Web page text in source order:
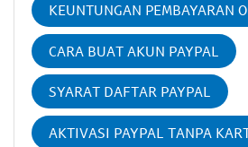
KEUNTUNGAN PEMBAYARAN
CARA BUAT AKUN PAYPAL
SYARAT DAFTAR PAYPAL
AKTIVASI PAYPAL TANPA